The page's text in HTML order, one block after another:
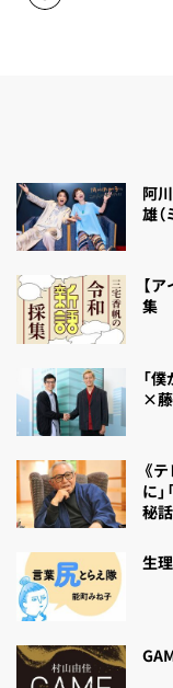
阿
雄
【
集
「
×藤
《
に
秘
生